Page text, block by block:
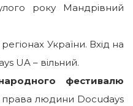
року Мандрівний
регіонах України. Вхід на
UA – вільний.
фестивалю
права людини Docudays